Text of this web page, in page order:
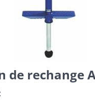
de rechange